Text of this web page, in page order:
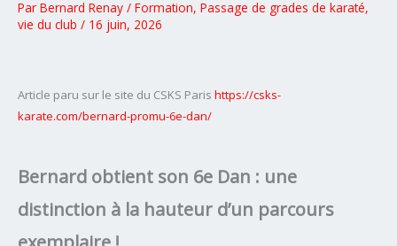
Par Bernard Renay / Formation, Passage de grades de karaté,
vie du club / 16 juin, 2026
Article paru sur le site du CSKS Paris https://csks-
karate.com/bernard-promu-6e-dan/
Bernard obtient son 6e Dan : une
distinction à la hauteur d’un parcours